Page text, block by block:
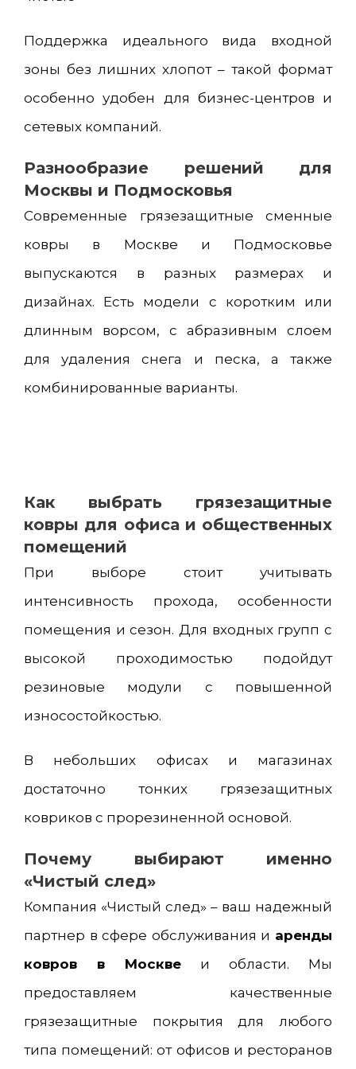
Поддержка идеального вида входной
зоны без лишних хлопот – такой формат
особенно удобен для бизнес-центров и
сетевых компаний.
Разнообразие решений для
Москвы и Подмосковья
Современные грязезащитные сменные
ковры в Москве и Подмосковье
выпускаются в разных размерах и
дизайнах. Есть модели с коротким или
длинным ворсом, с абразивным слоем
для удаления снега и песка, а также
комбинированные варианты.
Как выбрать грязезащитные
ковры для офиса и общественных
помещений
При выборе стоит учитывать
интенсивность прохода, особенности
помещения и сезон. Для входных групп с
высокой проходимостью подойдут
резиновые модули с повышенной
износостойкостью.
В небольших офисах и магазинах
достаточно тонких грязезащитных
ковриков с прорезиненной основой.
Почему выбирают именно
«Чистый след»
Компания «Чистый след» – ваш надежный
партнер в сфере обслуживания и аренды
ковров в Москве и области. Мы
предоставляем качественные
грязезащитные покрытия для любого
типа помещений: от офисов и ресторанов